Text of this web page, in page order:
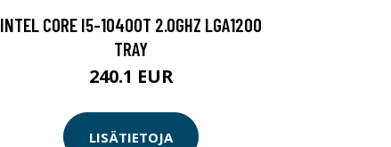
INTEL CORE I5-10400T 2.0GHZ LGA1200
TRAY
240.1 EUR
LISÄTIETOJA